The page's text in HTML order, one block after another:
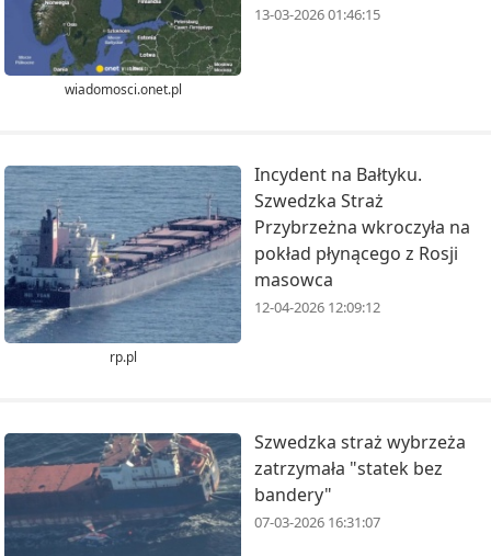
wiadomosci.onet.pl
13-03-2026 01:46:15
rp.pl
Incydent na Bałtyku.
Szwedzka Straż
Przybrzeżna wkroczyła na
pokład płynącego z Rosji
masowca
12-04-2026 12:09:12
Szwedzka straż wybrzeża
zatrzymała "statek bez
bandery"
07-03-2026 16:31:07